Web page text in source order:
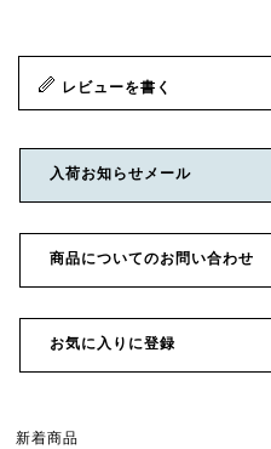
レビューを書く
入荷お知らせメール
商品についてのお問い合わせ
お気に入りに登録
新着商品